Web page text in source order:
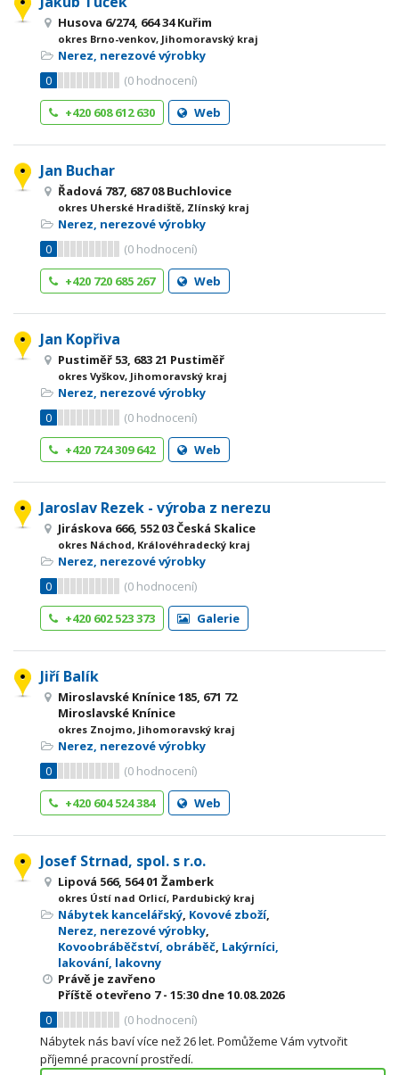
Husova 6/274, 664 34 Kuřim
okres Brno-venkov, Jihomoravský kraj
Nerez, nerezové výrobky
0
(0 hodnocení)
+420 608 612 630
Web
Jan Buchar
Řadová 787, 687 08 Buchlovice
okres Uherské Hradiště, Zlínský kraj
Nerez, nerezové výrobky
0
(0 hodnocení)
+420 720 685 267
Web
Jan Kopřiva
Pustiměř 53, 683 21 Pustiměř
okres Vyškov, Jihomoravský kraj
Nerez, nerezové výrobky
0
(0 hodnocení)
+420 724 309 642
Web
Jaroslav Rezek - výroba z nerezu
Jiráskova 666, 552 03 Česká Skalice
okres Náchod, Královéhradecký kraj
Nerez, nerezové výrobky
0
(0 hodnocení)
+420 602 523 373
Galerie
Jiří Balík
Miroslavské Knínice 185, 671 72
Miroslavské Knínice
okres Znojmo, Jihomoravský kraj
Nerez, nerezové výrobky
0
(0 hodnocení)
+420 604 524 384
Web
Josef Strnad, spol. s r.o.
Lipová 566, 564 01 Žamberk
okres Ústí nad Orlicí, Pardubický kraj
Nábytek kancelářský, Kovové zboží,
Nerez, nerezové výrobky,
Kovoobráběčství, obráběč, Lakýrníci,
lakování, lakovny
Právě je zavřeno
Příště otevřeno 7 - 15:30 dne 10.08.2026
0
(0 hodnocení)
Nábytek nás baví více než 26 let. Pomůžeme Vám vytvořit
příjemné pracovní prostředí.